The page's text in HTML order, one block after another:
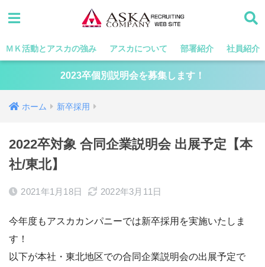
ＭＫ活動とアスカの強み アスカについて 部署紹介 社員紹介
2023卒個別説明会を募集します！
ホーム 新卒採用
2022卒対象 合同企業説明会 出展予定【本
社/東北】
2021年1月18日 2022年3月11日
今年度もアスカカンパニーでは新卒採用を実施いたしま
す！
以下が本社・東北地区での合同企業説明会の出展予定で